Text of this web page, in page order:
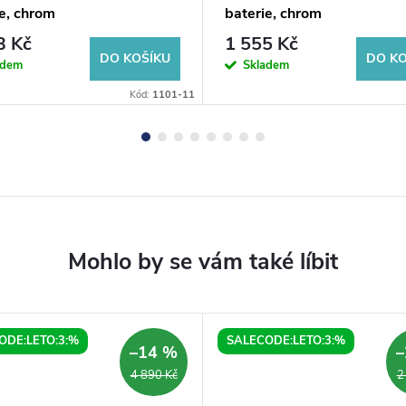
chrom
Kč
DO KOŠÍKU
Kód: 1101-11
baterie, chrom
1 555 Kč
Skladem DO
4 890 Kč
–14 %
SALECODE:LETO:3:%
2